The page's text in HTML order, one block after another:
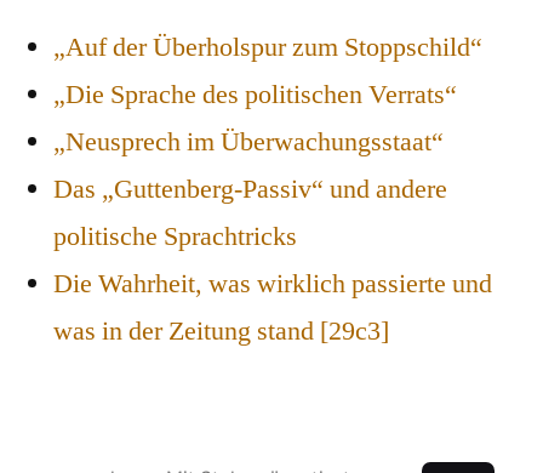
„Auf der Überholspur zum Stoppschild“
„Die Sprache des politischen Verrats“
„Neusprech im Überwachungsstaat“
Das „Guttenberg-Passiv“ und andere
politische Sprachtricks
Die Wahrheit, was wirklich passierte und
was in der Zeitung stand [29c3]